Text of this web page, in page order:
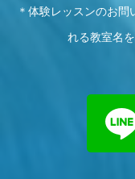
＊体験レッスンのお
れる教室名